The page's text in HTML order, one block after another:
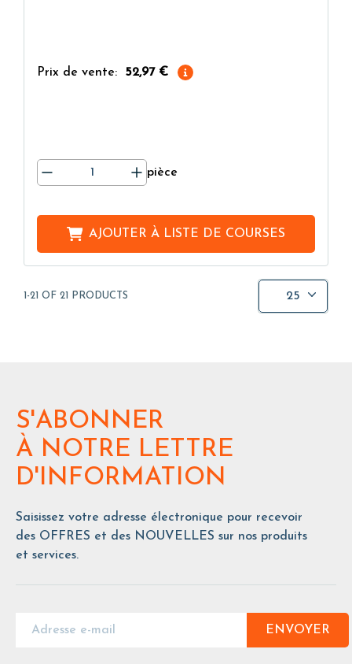
Prix de vente: 52,97 €
pièce
AJOUTER À LISTE DE COURSES
1-21 OF 21 PRODUCTS 25
S'ABONNER
À NOTRE LETTRE
D'INFORMATION
Saisissez votre adresse électronique pour recevoir
des OFFRES et des NOUVELLES sur nos produits
et services.
ENVOYER